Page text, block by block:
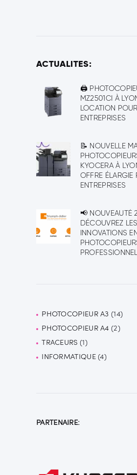
ACTUALITES:
🖨️
MZ2501CI À
LOCATION POUR
ENTREPRISES
📝 NOUVELLE
KYOCERA À
OFFRE ÉLARGIE
ENTREPRISES
📢 NOUVEAUTÉ
DÉCOUVREZ
INNOVATIONS
PHOTOCOPIEUR A3 1414
PHOTOCOPIEUR A4 22
TRACEURS 11
produit
INFORMATIQUE 44
PARTENAIRE: